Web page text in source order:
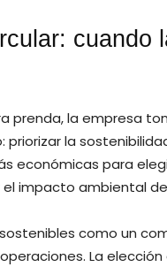
cuando
prenda, la empresa
la
económicas para
impacto ambiental
como un
La